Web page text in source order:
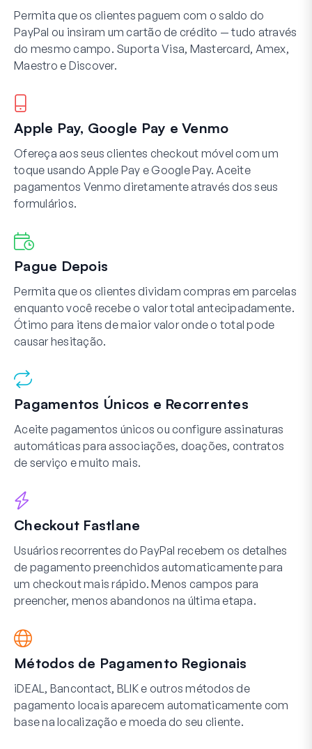
Permita que os clientes paguem com o saldo do
PayPal ou insiram um cartão de crédito — tudo através
do mesmo campo. Suporta Visa, Mastercard, Amex,
Maestro e Discover.
Apple Pay, Google Pay e Venmo
Ofereça aos seus clientes checkout móvel com um
toque usando Apple Pay e Google Pay. Aceite
pagamentos Venmo diretamente através dos seus
formulários.
Pague Depois
Permita que os clientes dividam compras em parcelas
enquanto você recebe o valor total antecipadamente.
Ótimo para itens de maior valor onde o total pode
causar hesitação.
Pagamentos Únicos e Recorrentes
Aceite pagamentos únicos ou configure assinaturas
automáticas para associações, doações, contratos
de serviço e muito mais.
Checkout Fastlane
Usuários recorrentes do PayPal recebem os detalhes
de pagamento preenchidos automaticamente para
um checkout mais rápido. Menos campos para
preencher, menos abandonos na última etapa.
Métodos de Pagamento Regionais
iDEAL, Bancontact, BLIK e outros métodos de
pagamento locais aparecem automaticamente com
base na localização e moeda do seu cliente.